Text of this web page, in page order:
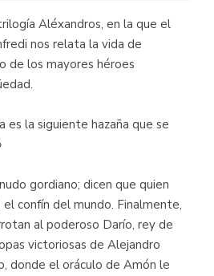
Aléxandros, en la que el
nos relata la vida de
de los mayores héroes
es la siguiente hazaña que se
gordiano; dicen que quien
confín del mundo. Finalmente,
al poderoso Darío, rey de
victoriosas de Alejandro
donde el oráculo de Amón le